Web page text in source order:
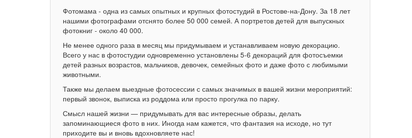
Фотомама - одна из самых опытных и крупных фотостудий в Ростове-на-Дону. За 18 лет
нашими фотографами отснято более 50 000 семей. А портретов детей для выпускных
фотокниг - около 40 000.
Не менее одного раза в месяц мы придумываем и устанавливаем новую декорацию.
Всего у нас в фотостудии одновременно установлены 5-6 декораций для фотосъемки
детей разных возрастов, мальчиков, девочек, семейных фото и даже фото с любимыми
животными.
Также мы делаем выездные фотосессии с самых значимых в вашей жизни мероприятий:
первый звонок, выписка из роддома или просто прогулка по парку.
Смысл нашей жизни — придумывать для вас интересные образы, делать
запоминающиеся фото в них. Иногда нам кажется, что фантазия на исходе, но тут
приходите вы и вновь вдохновляете нас!